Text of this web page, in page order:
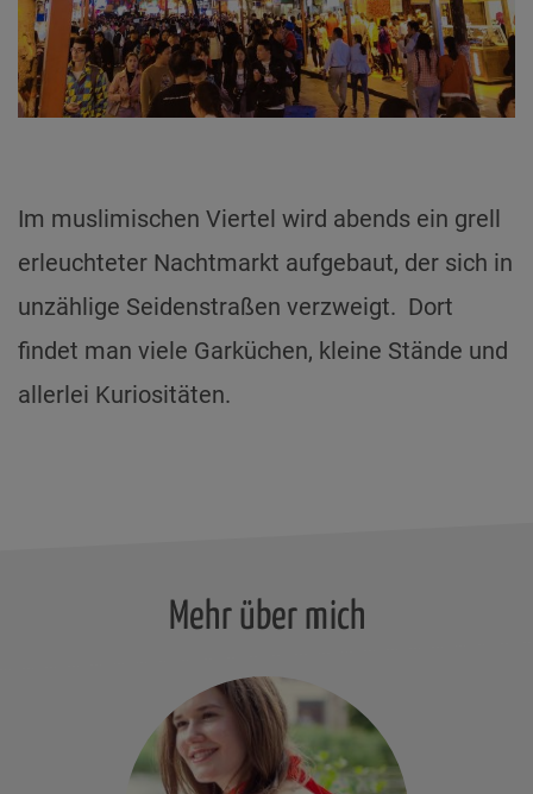
Im muslimischen Viertel wird abends ein grell
erleuchteter Nachtmarkt aufgebaut, der sich in
unzählige Seidenstraßen verzweigt. Dort
findet man viele Garküchen, kleine Stände und
allerlei Kuriositäten.
Mehr über mich